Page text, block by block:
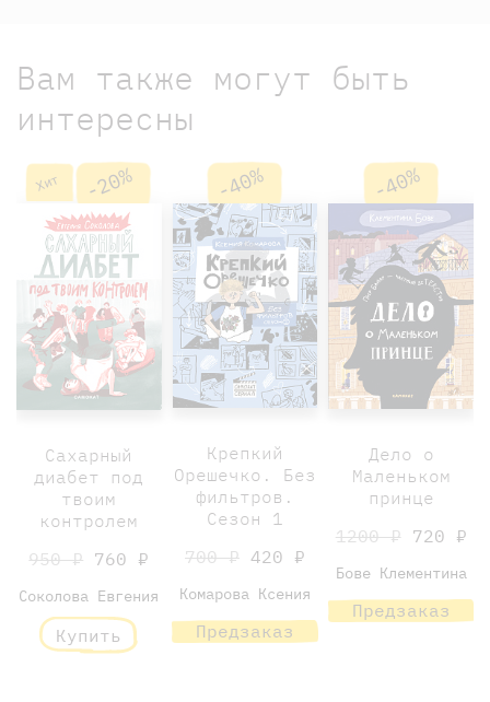
Вам также могут быть
интересны
Хит -20%
Сахарный
диабет под
твоим
контролем
950 ₽ 760 ₽
Соколова Евгения
Купить
-40%
Крепкий
Орешечко. Без
фильтров.
Сезон 1
700 ₽420 ₽
Комарова Ксения
Предзаказ
-40%
Дело о
Маленьком
принце
1200 ₽ 720 ₽
Бове Клементина
Предзаказ